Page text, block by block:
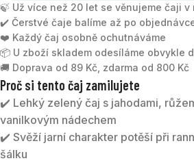
🍃 Už více než 20 let se věnujeme čaji
✔️ Čerstvé čaje balíme až po
❤️ Každý čaj osobně ochutnáváme
📦 U zboží skladem odesíláme obvykle
🚚 Doprava od 89 Kč, zdarma od 800 Kč
Proč si tento čaj zamilujete
✔️ Lehký zelený čaj s jahodami,
vanilkovým nádechem
✔️ Svěží jarní charakter potěší při
šálku